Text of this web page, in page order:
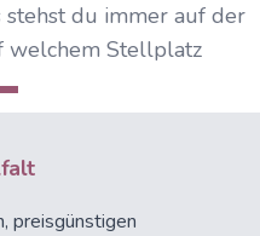
stehst du immer auf der
welchem Stellplatz
preisgünstigen